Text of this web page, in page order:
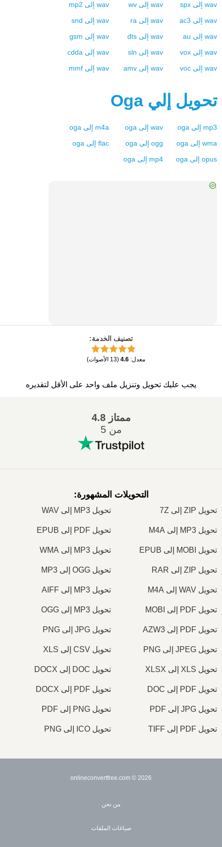
wav إلى spx
wav إلى wv
wav إلى mp2
wav إلى ac3
wav إلى ra
wav إلى snd
wav إلى au
wav إلى dts
wav إلى gsm
wav إلى vox
wav إلى sln
wav إلى cdda
wav إلى voc
wav إلى amv
wav إلى mmf
تحويل إلي Oga
mp3 إلى oga
wav إلى oga
m4a إلى oga
wma إلى oga
ogg إلى oga
flac إلى oga
opus إلى oga
mp4 إلى oga
تصنيف الخدمة:
معدل:
4.6
(
13 الأصوات)
يجب عليك تحويل وتنزيل ملف واحد على الأقل لتقديره
ممتاز 4.8
من 5
التحويلات المشهورة:
تحويل ZIP إلى 7Z تحويل MP3 إلى WAV
تحويل MP3 إلى M4A تحويل PDF إلى EPUB
تحويل MOBI إلى EPUB تحويل MP3 إلى WMA
تحويل ZIP إلى RAR تحويل OGG إلى MP3
تحويل WAV إلى M4A تحويل MP3 إلى AIFF
تحويل PDF إلى MOBI تحويل MP3 إلى OGG
تحويل PDF إلى AZW3 تحويل JPG إلى PNG
تحويل JPEG إلى PNG تحويل CSV إلى XLS
تحويل XLS إلى XLSX تحويل DOC إلى DOCX
تحويل PDF إلى DOC تحويل PDF إلى DOCX
تحويل JPG إلى PDF تحويل PNG إلى PDF
تحويل PDF إلى TIFF تحويل ICO إلى PNG
2026
© onlineconvertfree.com
من نحن
صياغات الملفات